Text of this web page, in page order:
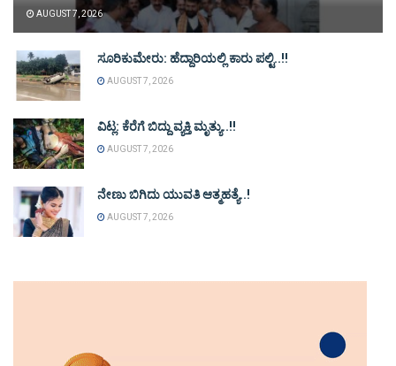
AUGUST 7, 2026
ಸೂರಿಕುಮೇರು: ಹೆದ್ದಾರಿಯಲ್ಲಿ ಕಾರು ಪಲ್ಟಿ..!!
AUGUST 7, 2026
ವಿಟ್ಲ: ಕೆರೆಗೆ ಬಿದ್ದು ವ್ಯಕ್ತಿ ಮೃತ್ಯು..!!
AUGUST 7, 2026
ನೇಣು ಬಿಗಿದು ಯುವತಿ ಆತ್ಮಹತ್ಯೆ..!
AUGUST 7, 2026